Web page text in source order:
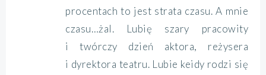
procentach to jest strata czasu. A mnie
czasu…żal. Lubię szary pracowity
i twórczy dzień aktora, reżysera
i dyrektora teatru. Lubie keidy rodzi się